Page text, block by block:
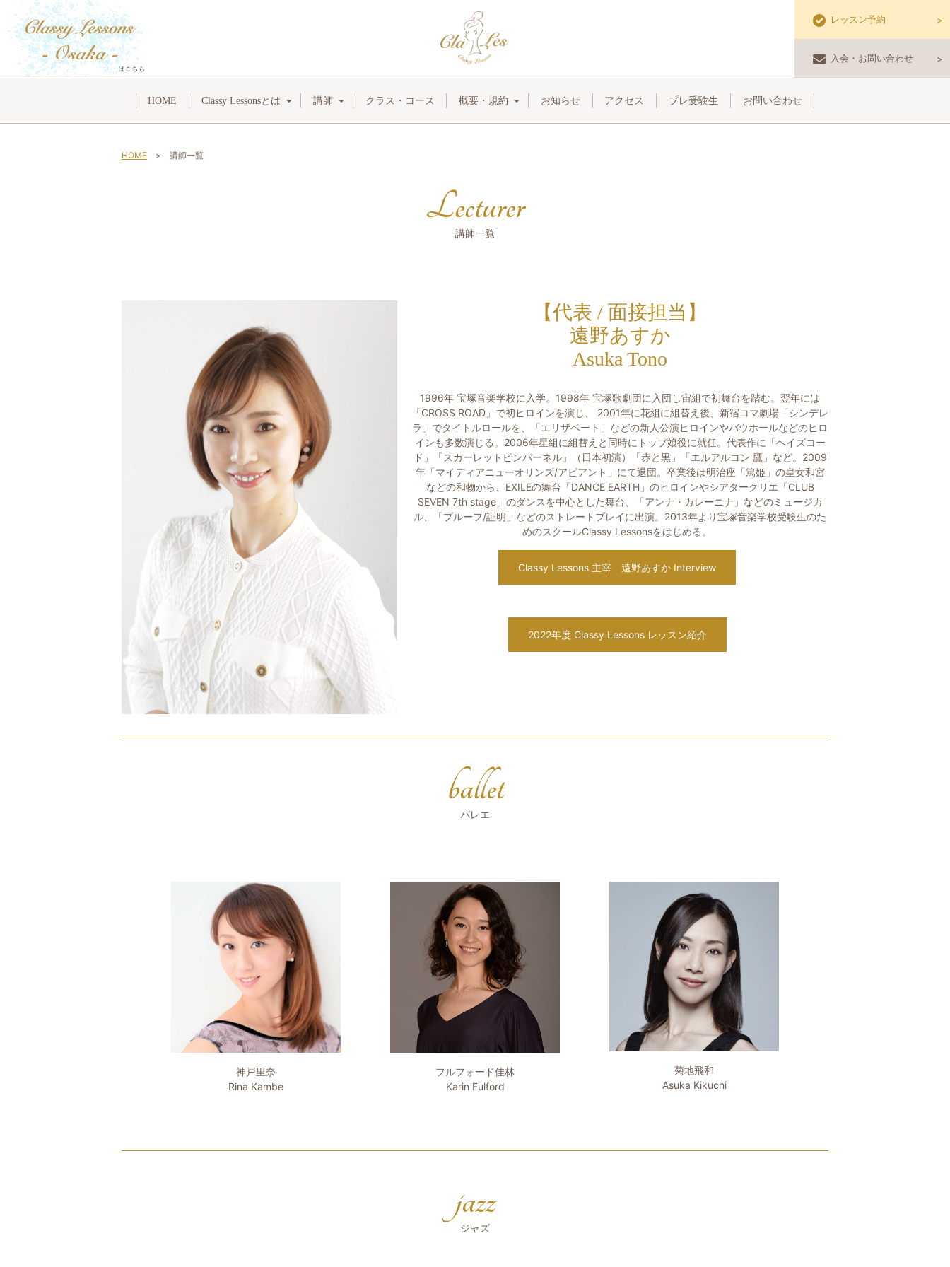
レッスン予約
入会・お問い合わせ
HOME Classy Lessonsとは 講師 クラス・コース 概要・規約 お知らせ アクセス プレ受験生 お問い合わせ
HOME 講師一覧
Lecturer
講師一覧
【代表 / 面接担当】
遠野あすか
Asuka Tono
1996年 宝塚音楽学校に入学。1998年 宝塚歌劇団に入団し宙組で初舞台を踏む。翌年には
「CROSS ROAD」で初ヒロインを演じ、 2001年に花組に組替え後、新宿コマ劇場「シンデレ
ラ」でタイトルロールを、「エリザベート」などの新人公演ヒロインやバウホールなどのヒロ
インも多数演じる。2006年星組に組替えと同時にトップ娘役に就任。代表作に「ヘイズコー
ド」「スカーレットピンパーネル」（日本初演）「赤と黒」「エルアルコン 鷹」など。2009
年「マイディアニューオリンズ/アビアント」にて退団。卒業後は明治座「篤姫」の皇女和宮
などの和物から、EXILEの舞台「DANCE EARTH」のヒロインやシアタークリエ「CLUB
SEVEN 7th stage」のダンスを中心とした舞台、「アンナ・カレーニナ」などのミュージカ
ル、「プルーフ/証明」などのストレートプレイに出演。2013年より宝塚音楽学校受験生のた
めのスクールClassy Lessonsをはじめる。
Classy Lessons 主宰 遠野あすか Interview
2022年度 Classy Lessons レッスン紹介
ballet
バレエ
神戸里奈
Rina Kambe
フルフォード佳林
Karin Fulford
菊地飛和
Asuka Kikuchi
jazz
ジャズ